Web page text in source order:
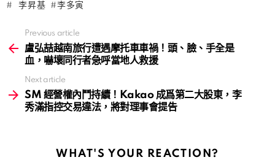
李昇基 李多寅
more
Previous article
盧弘喆越南旅行遭遇摩托車車禍！頭、臉、手全是
血，嚇壞同行者急呼當地人救援
Next article
SM 經營權內鬥持續！Kakao 成爲第二大股東，李
秀滿指控交易違法，將對理事會提告
WHAT'S YOUR REACTION?